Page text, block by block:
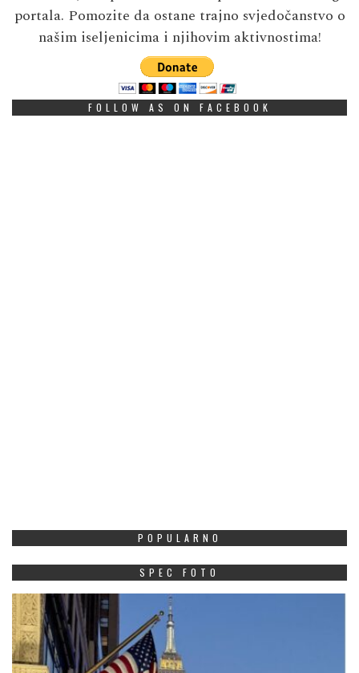
portala. Pomozite da ostane trajno svjedočanstvo o
našim iseljenicima i njihovim aktivnostima!
FOLLOW AS ON FACEBOOK
POPULARNO
SPEC FOTO